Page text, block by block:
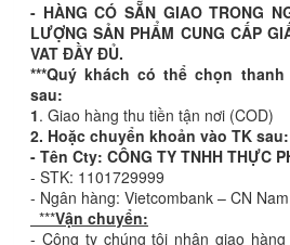
- HÀNG CÓ SẴN GIAO TRONG
LƯỢNG SẢN PHẨM CUNG CẤP
VAT ĐẦY ĐỦ.
***Quý khách có thể chọn
sau:
1. Giao hàng thu tiền tận nơi (COD)
2. Hoặc chuyển khoản vào TK sau:
- Tên Cty: CÔNG TY TNHH THỰC
- STK: 1101729999
- Ngân hàng: Vietcombank – CN
***Vận chuyển:
- Công ty chúng tôi nhận giao